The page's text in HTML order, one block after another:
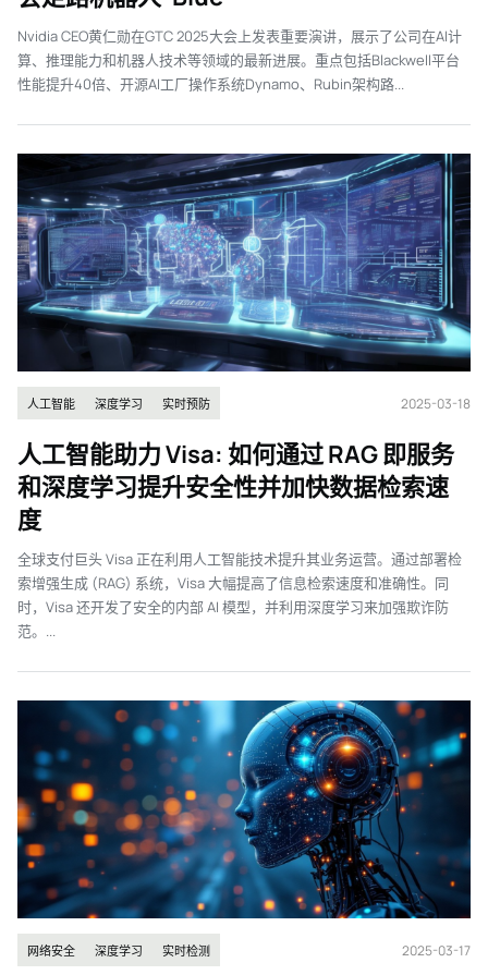
Nvidia CEO黄仁勋在GTC 2025大会上发表重要演讲，展示了公司在AI计
算、推理能力和机器人技术等领域的最新进展。重点包括Blackwell平台
性能提升40倍、开源AI工厂操作系统Dynamo、Rubin架构路...
人工智能 深度学习 实时预防 2025-03-18
人工智能助力 Visa: 如何通过 RAG 即服务
和深度学习提升安全性并加快数据检索速
度
全球支付巨头 Visa 正在利用人工智能技术提升其业务运营。通过部署检
索增强生成 (RAG) 系统，Visa 大幅提高了信息检索速度和准确性。同
时，Visa 还开发了安全的内部 AI 模型，并利用深度学习来加强欺诈防
范。...
网络安全 深度学习 实时检测 2025-03-17